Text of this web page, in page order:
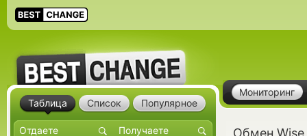
Мониторинг
Обмен Wise
Таблица Список Популярное